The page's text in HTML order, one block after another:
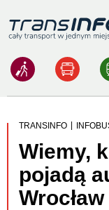
Logo
TRANSINFO
Wiemy,
pojadą
Wrocław